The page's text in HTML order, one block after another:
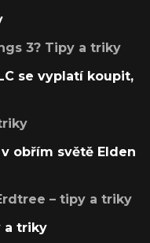
3? Tipy a triky
se vyplatí koupit,
obřím světě Elden
– tipy a triky
a triky